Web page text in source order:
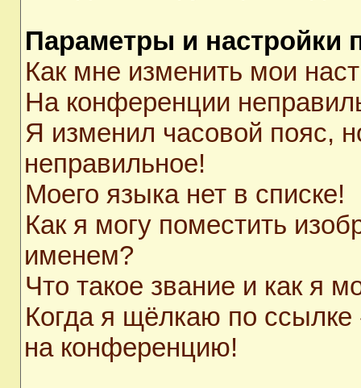
Параметры и настройки
Как мне изменить мои
На конференции
Я изменил часовой пояс,
неправильное!
Моего языка нет в списке!
Как я могу поместить
именем?
Что такое звание и как я
Когда я щёлкаю по ссылке
на конференцию!